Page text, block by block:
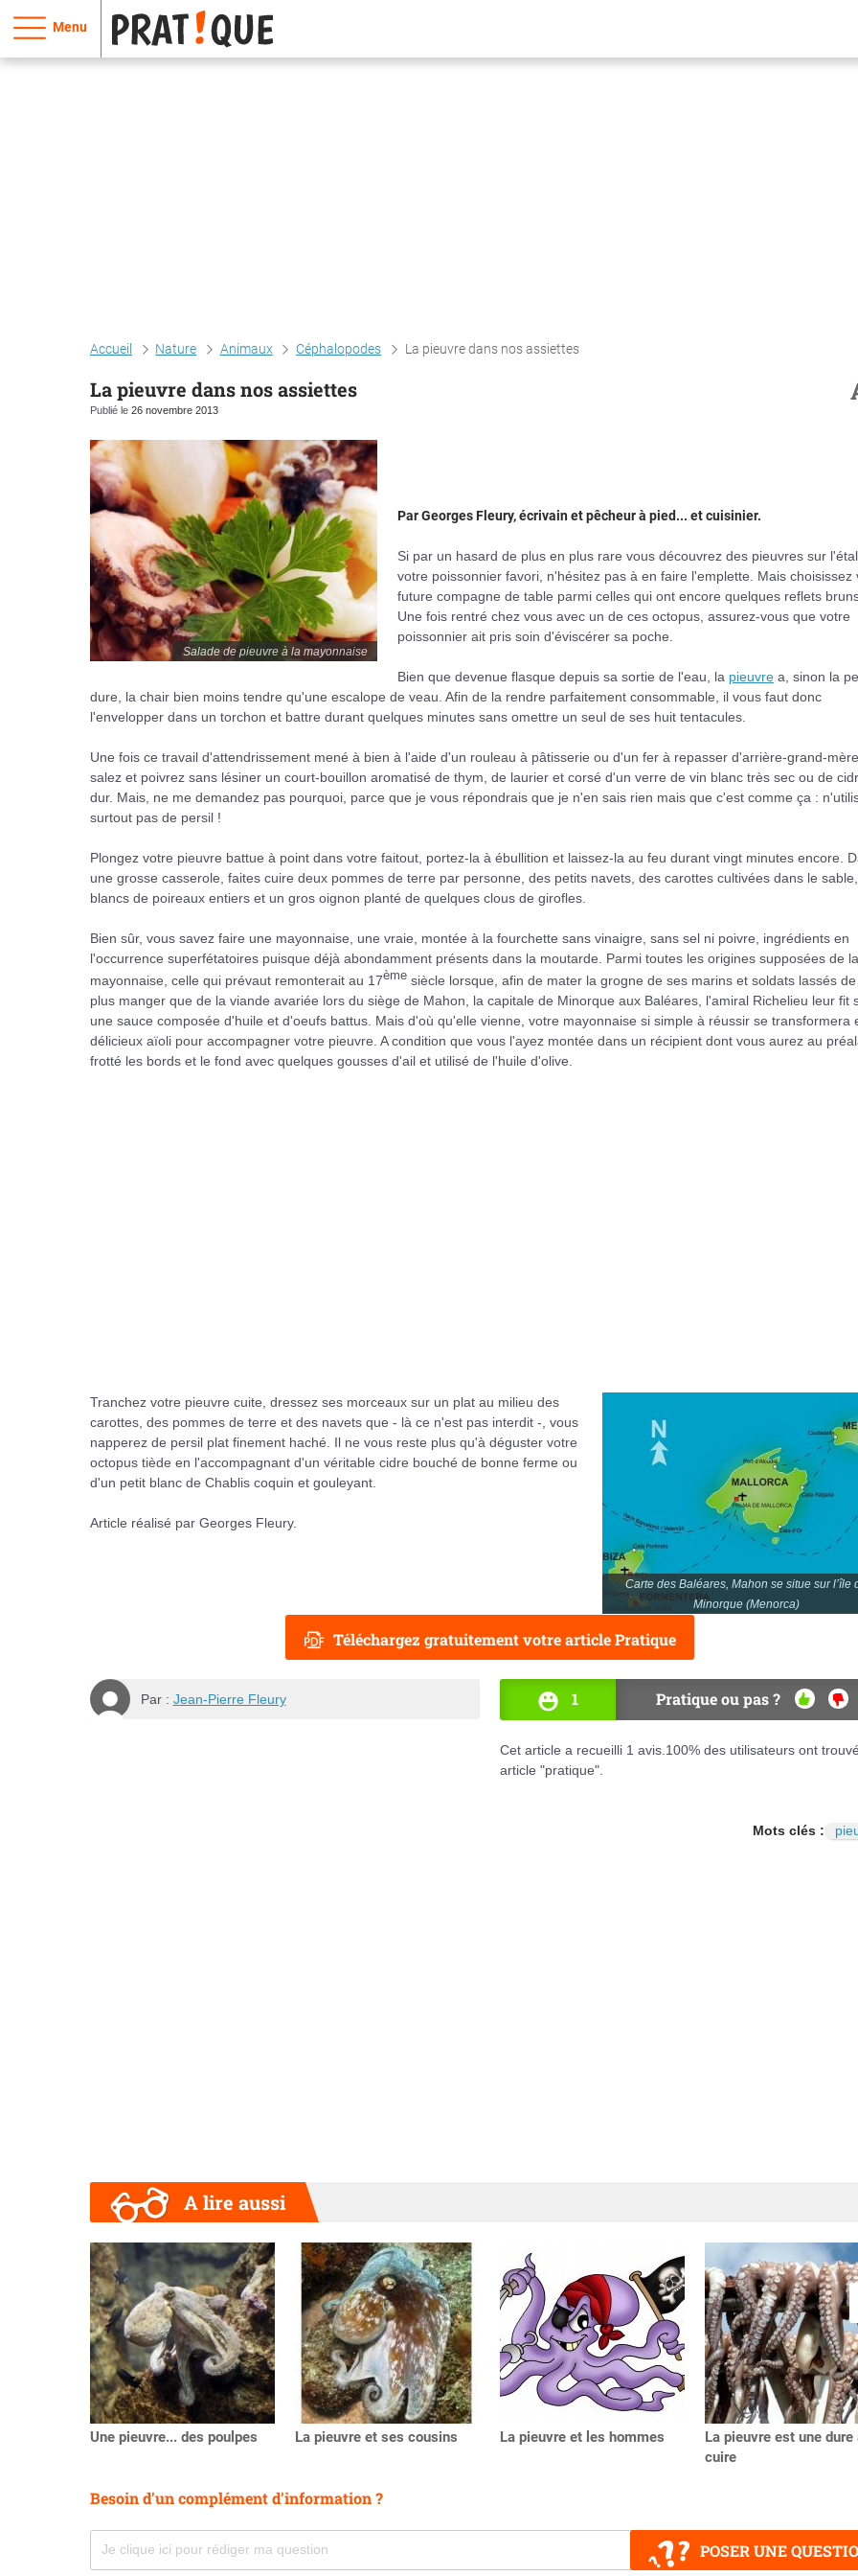
Menu
Accueil Nature Animaux Céphalopodes La pieuvre dans nos assiettes
La pieuvre dans nos assiettes
Publié le 26 novembre 2013
Salade de pieuvre à la mayonnaise
Par Georges Fleury, écrivain et pêcheur à pied... et cuisinier.
Si par un hasard de plus en plus rare vous découvrez des pieuvres sur
votre poissonnier favori, n'hésitez pas à en faire l'emplette. Mais choisissez
future compagne de table parmi celles qui ont encore quelques reflets
Une fois rentré chez vous avec un de ces octopus, assurez-vous que votre
poissonnier ait pris soin d'éviscérer sa poche.
Bien que devenue flasque depuis sa sortie de l'eau, la pieuvre a, sinon la
dure, la chair bien moins tendre qu'une escalope de veau. Afin de la rendre parfaitement consommable, il vous faut donc
l'envelopper dans un torchon et battre durant quelques minutes sans omettre un seul de ses huit tentacules.
Une fois ce travail d'attendrissement mené à bien à l'aide d'un rouleau à pâtisserie ou d'un fer à repasser d'arrière-grand-
salez et poivrez sans lésiner un court-bouillon aromatisé de thym, de laurier et corsé d'un verre de vin blanc très sec ou de
dur. Mais, ne me demandez pas pourquoi, parce que je vous répondrais que je n'en sais rien mais que c'est comme ça :
surtout pas de persil !
Plongez votre pieuvre battue à point dans votre faitout, portez-la à ébullition et laissez-la au feu durant vingt minutes encore.
une grosse casserole, faites cuire deux pommes de terre par personne, des petits navets, des carottes cultivées dans le
blancs de poireaux entiers et un gros oignon planté de quelques clous de girofles.
Bien sûr, vous savez faire une mayonnaise, une vraie, montée à la fourchette sans vinaigre, sans sel ni poivre, ingrédients en
l'occurrence superfétatoires puisque déjà abondamment présents dans la moutarde. Parmi toutes les origines supposées de la
mayonnaise, celle qui prévaut remonterait au 17ème siècle lorsque, afin de mater la grogne de ses marins et soldats lassés
plus manger que de la viande avariée lors du siège de Mahon, la capitale de Minorque aux Baléares, l'amiral Richelieu leur fit
une sauce composée d'huile et d'oeufs battus. Mais d'où qu'elle vienne, votre mayonnaise si simple à réussir se transformera
délicieux aïoli pour accompagner votre pieuvre. A condition que vous l'ayez montée dans un récipient dont vous aurez au
frotté les bords et le fond avec quelques gousses d'ail et utilisé de l'huile d'olive.
Carte des Baléares, Mahon se situe sur l’île
Minorque (Menorca)
Tranchez votre pieuvre cuite, dressez ses morceaux sur un plat au milieu des
carottes, des pommes de terre et des navets que - là ce n'est pas interdit -, vous
napperez de persil plat finement haché. Il ne vous reste plus qu'à déguster votre
octopus tiède en l'accompagnant d'un véritable cidre bouché de bonne ferme ou
d'un petit blanc de Chablis coquin et gouleyant.
Article réalisé par Georges Fleury.
Téléchargez gratuitement votre article Pratique
Par : Jean-Pierre Fleury 1 Pratique ou pas ?
OUI NON
Cet article a recueilli 1 avis. 100% des utilisateurs ont
article "pratique".
Mots clés :
A lire aussi
Une pieuvre... des poulpes La pieuvre et ses cousins La pieuvre et les hommes
La pieuvre est une dure
cuire
Précédent
Besoin d'un complément d'information ?
POSER UNE